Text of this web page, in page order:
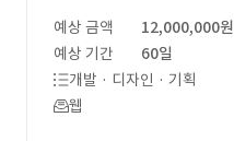
예상 금액
12,000,000원
예상 기간
60일
개발 · 디자인 · 기획
웹